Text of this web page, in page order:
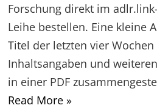
Forschung direkt im
Leihe bestellen. Eine kleine
Titel der letzten vier
Inhaltsangaben und
in einer PDF
Read More »